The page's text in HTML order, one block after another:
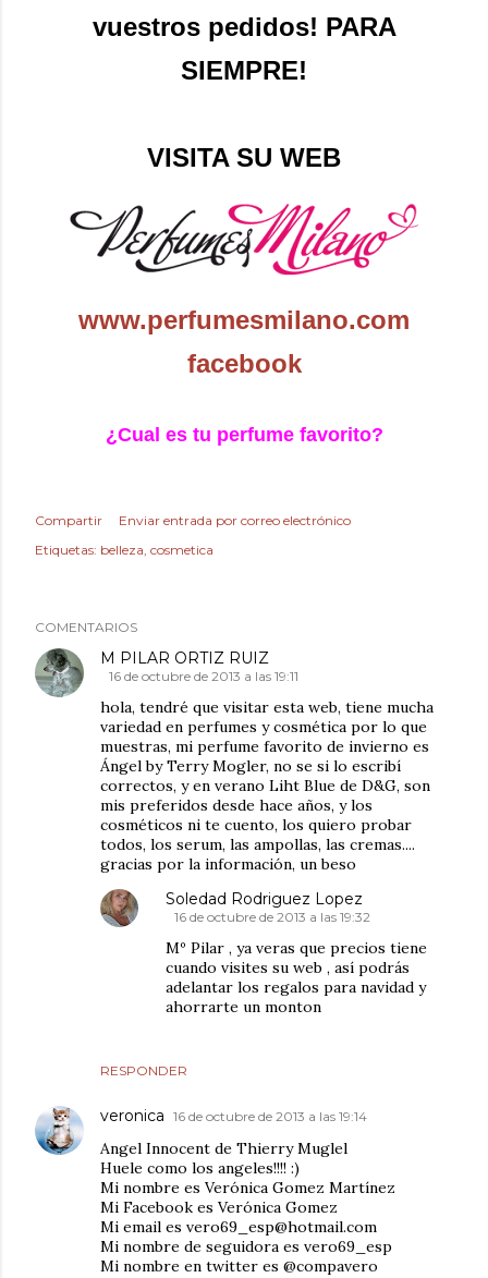
vuestros pedidos! PARA
SIEMPRE!
VISITA SU WEB
www.perfumesmilano.com
facebook
¿Cual es tu perfume favorito?
Compartir
Enviar entrada por correo electrónico
Etiquetas: belleza cosmetica
COMENTARIOS
M PILAR ORTIZ RUIZ
16 de octubre de 2013 a las 19:11
hola, tendré que visitar esta web, tiene mucha
variedad en perfumes y cosmética por lo que
muestras, mi perfume favorito de invierno es
Ángel by Terry Mogler, no se si lo escribí
correctos, y en verano Liht Blue de D&G, son
mis preferidos desde hace años, y los
cosméticos ni te cuento, los quiero probar
todos, los serum, las ampollas, las cremas....
gracias por la información, un beso
RESPONDER
Soledad Rodriguez Lopez
16 de octubre de 2013 a las 19:32
Mº Pilar , ya veras que precios tiene
cuando visites su web , así podrás
adelantar los regalos para navidad y
ahorrarte un monton
veronica 16 de octubre de 2013 a las 19:14
Angel Innocent de Thierry Muglel
Huele como los angeles!!!! :)
Mi nombre es Verónica Gomez Martínez
Mi Facebook es Verónica Gomez
Mi email es vero69_esp@hotmail.com
Mi nombre de seguidora es vero69_esp
Mi nombre en twitter es @compavero